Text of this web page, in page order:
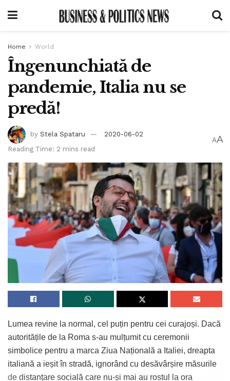
Home World
Îngenunchiată de
pandemie, Italia nu se
predă!
by Stela Spataru
2020-06-02
Reading Time: 2 mins read
AA
Lumea revine la normal, cel puțin pentru cei curajoși. Dacă
autoritățile de la Roma s-au mulțumit cu ceremonii
simbolice pentru a marca Ziua Națională a Italiei, dreapta
italiană a ieșit în stradă, ignorând cu desăvârșire măsurile
de distanțare socială care nu-și mai au rostul la ora